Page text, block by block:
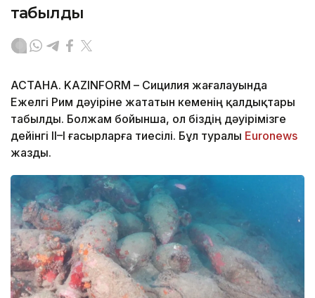
табылды
АСТАНА. KAZINFORM – Сицилия жағалауында
Ежелгі Рим дәуіріне жататын кеменің қалдықтары
табылды. Болжам бойынша, ол біздің дәуірімізге
дейінгі II–I ғасырларға тиесілі. Бұл туралы Еuronews
жазды.